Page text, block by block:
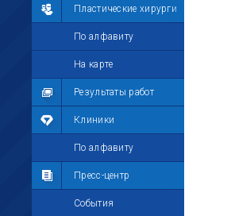
Пластические хирурги
По алфавиту
На карте
Результаты работ
Клиники
По алфавиту
Пресс-центр
События
Лента
Участники
Мой профиль
Мои сообщения
Мои фотографии
Мои комментарии
Мои друзья
Моё избранное